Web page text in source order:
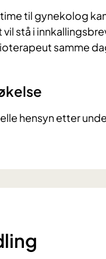
til gynekolog
stå i
samme
hensyn etter